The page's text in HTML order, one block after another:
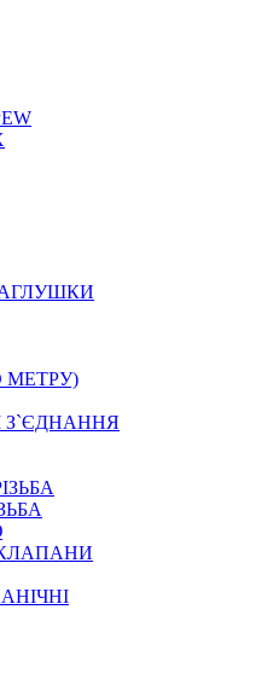
МЕТРУ)
З`ЄДНАННЯ